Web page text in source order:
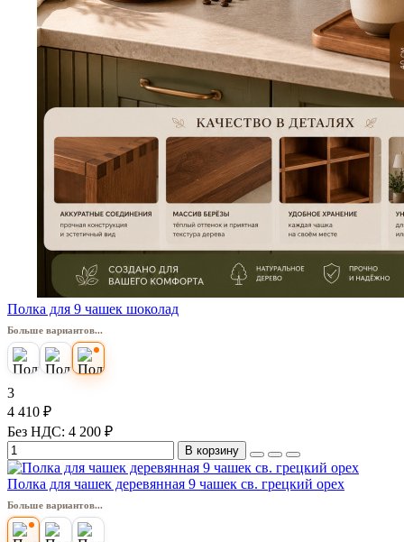
Полка для 9 чашек шоколад
Больше вариантов...
3
4 410 ₽
Без НДС: 4 200 ₽
В корзину
Полка для чашек деревянная 9 чашек св. грецкий орех
Больше вариантов...